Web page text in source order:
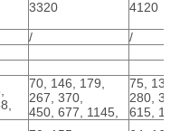
3320 4120
/
/
70, 146, 179,
267, 370,
450, 677, 1145,
75, 135,
280,
615,